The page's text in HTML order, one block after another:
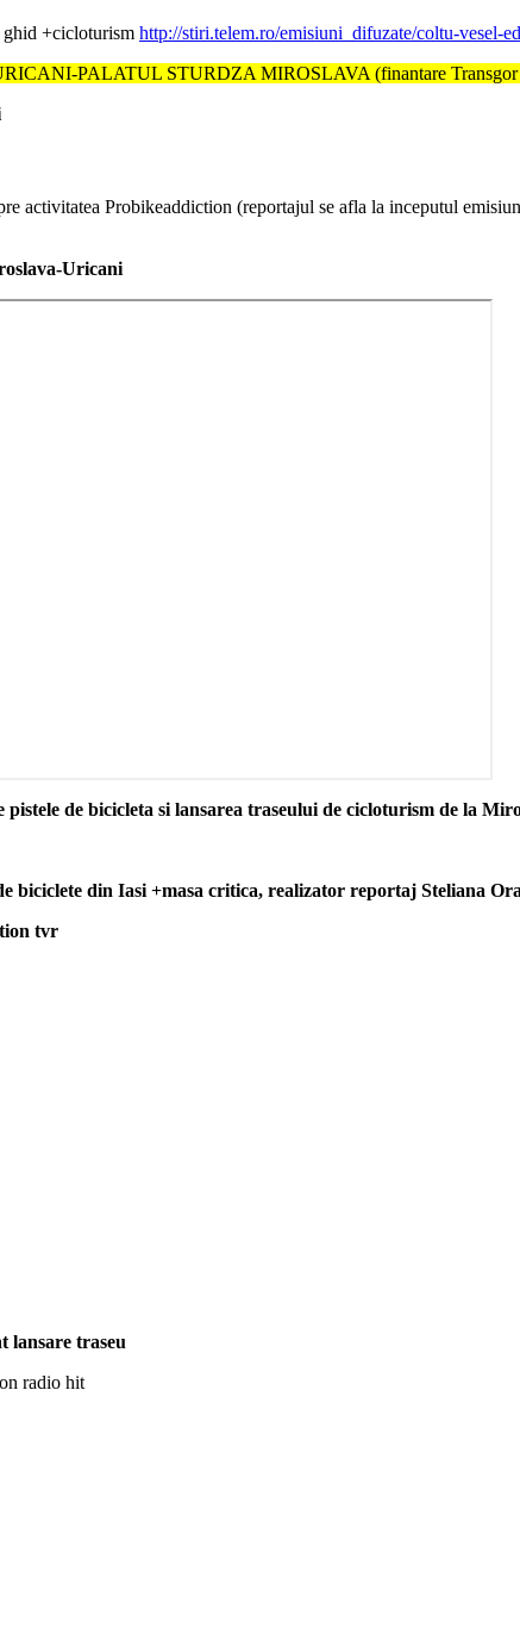
ghid +cicloturism http://stiri.telem.ro/emisiuni_difuzate/coltu-vesel-
PALATUL STURDZA MIROSLAVA (finantare Transgor
activitatea Probikeaddiction (reportajul se afla la inceputul
Uricani
de bicicleta si lansarea traseului de cicloturism de la
biciclete din Iasi +masa critica, realizator reportaj Steliana
lansare traseu